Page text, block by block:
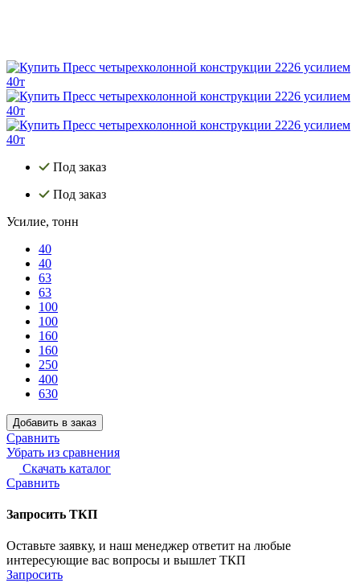
Под заказ
Под заказ
Усилие, тонн
40
40
63
63
100
100
160
160
250
400
630
Добавить в заказ
Сравнить
Убрать из сравнения
Скачать каталог
Сравнить
Запросить ТКП
Оставьте заявку, и наш менеджер ответит на любые
интересующие вас вопросы и вышлет ТКП
Запросить